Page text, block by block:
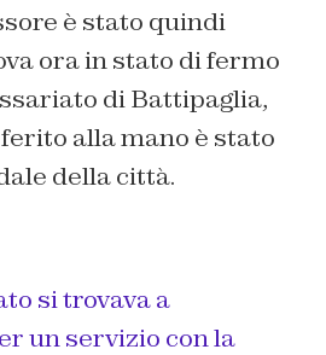
è stato quindi
ora in stato di fermo
di Battipaglia,
alla mano è stato
della città.
si trovava a
un servizio con la